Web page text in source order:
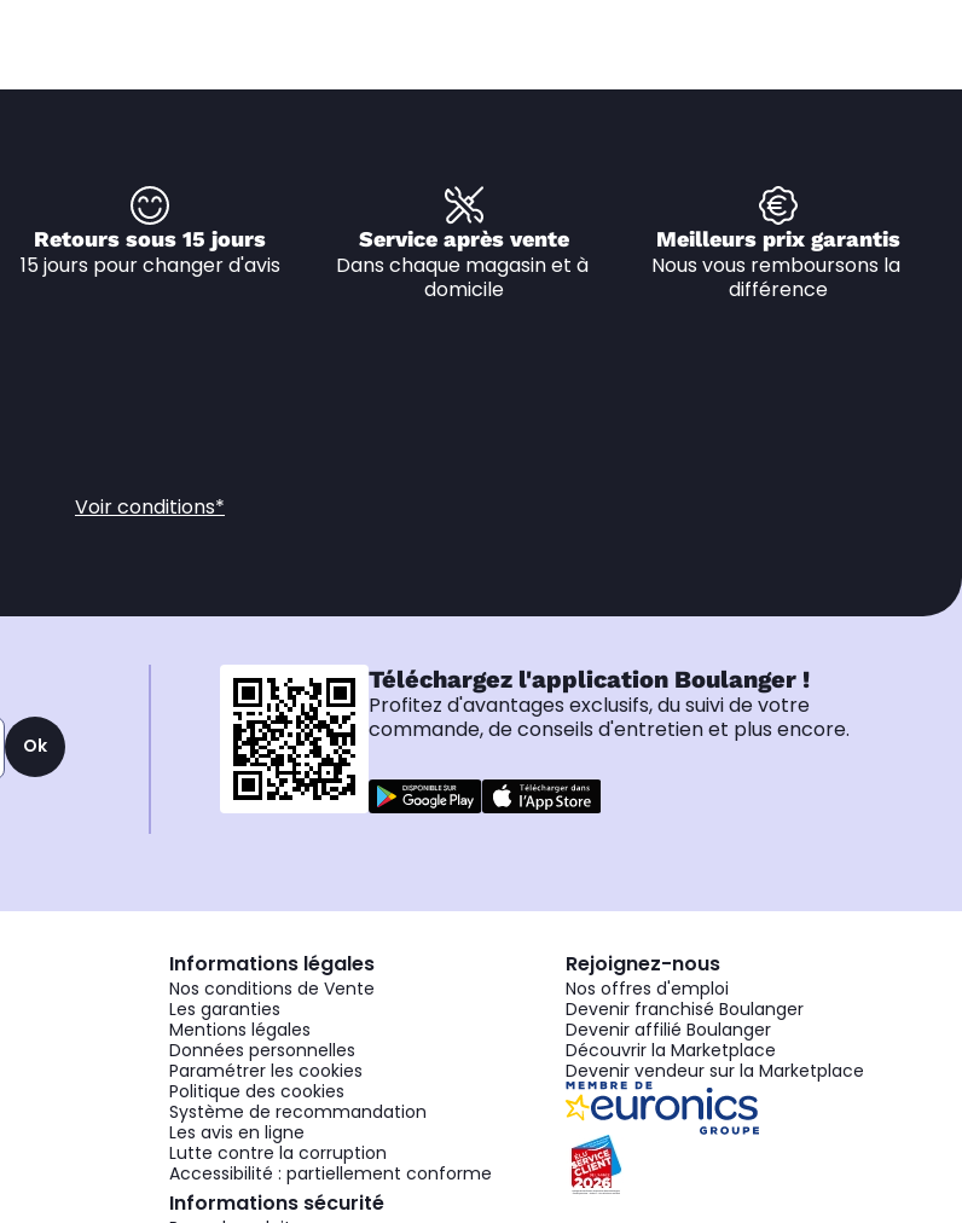
Retours sous 15 jours
15 jours pour changer d'avis
Service après vente
Dans chaque magasin et à
domicile
Meilleurs prix garantis
Nous vous remboursons la
différence
Voir conditions*
Ok
Téléchargez l'application Boulanger !
Profitez d'avantages exclusifs, du suivi de votre
commande, de conseils d'entretien et plus encore.
Informations légales
Nos conditions de Vente
Les garanties
Mentions légales
Données personnelles
Paramétrer les cookies
Politique des cookies
Système de recommandation
Les avis en ligne
Lutte contre la corruption
Accessibilité : partiellement conforme
Informations sécurité
Rejoignez-nous
Nos offres d'emploi
Devenir franchisé Boulanger
Devenir affilié Boulanger
Découvrir la Marketplace
Devenir vendeur sur la Marketplace